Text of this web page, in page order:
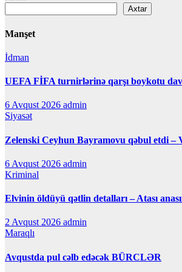
Axtar
Manşet
İdman
UEFA FİFA turnirlərinə qarşı boykotu
6 Avqust 2026 admin
Siyasət
Zelenski Ceyhun Bayramovu qəbul etdi
6 Avqust 2026 admin
Kriminal
Elvinin öldüyü qətlin detalları – Atası
2 Avqust 2026 admin
Maraqlı
Avqustda pul cəlb edəcək BÜRCLƏR